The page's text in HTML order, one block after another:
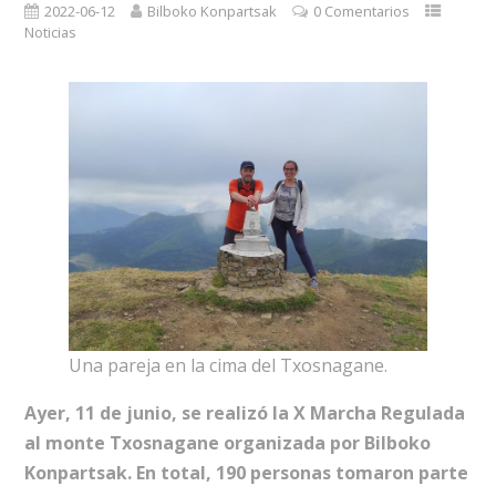
2022-06-12 Bilboko Konpartsak
0 Comentarios
Noticias
Una pareja en la cima del Txosnagane.
Ayer, 11 de junio, se realizó la X Marcha Regulada
al monte Txosnagane organizada por Bilboko
Konpartsak. En total, 190 personas tomaron parte